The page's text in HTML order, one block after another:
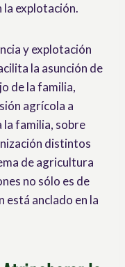
la explotación.
y explotación
la asunción de
de la familia,
agrícola a
la familia, sobre
distintos
de agricultura
no sólo es de
está anclado en la